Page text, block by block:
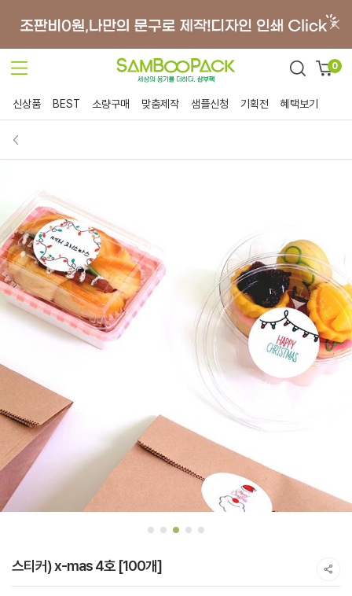
0
신상품 BEST 소량구매 맞춤제작 샘플신청 기획전 혜택보기
스티커) x-mas 4호 [100개]